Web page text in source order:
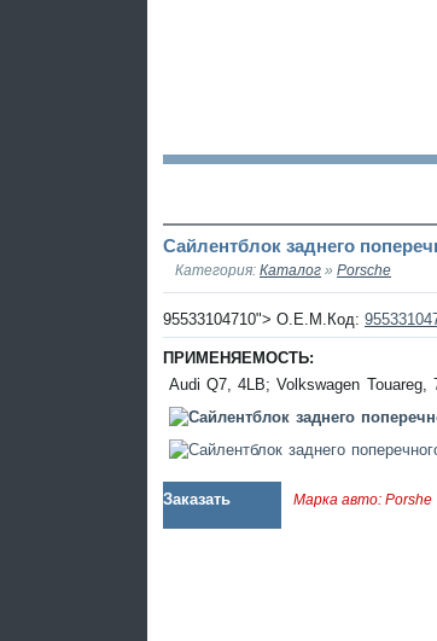
Сайлентблок заднего
Категория: Каталог » Porsche
95533104710"> O.E.M.Код:
ПРИМЕНЯЕМОСТЬ:
Audi Q7, 4LB; Volkswagen
Заказать Марка авто: Porshe